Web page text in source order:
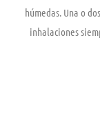
húmedas. Una o
inhalaciones